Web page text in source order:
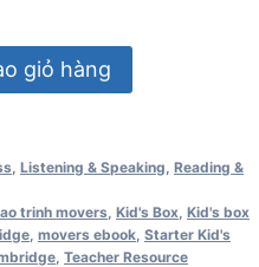
giỏ hàng
Listening & Speaking Reading &
trinh movers Kid's Box Kid's box
movers ebook Starter Kid's
Teacher Resource